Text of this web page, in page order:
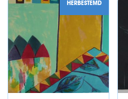
HERBESTEMD